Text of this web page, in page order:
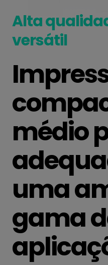
Alta
versátil
médio
uma
gama